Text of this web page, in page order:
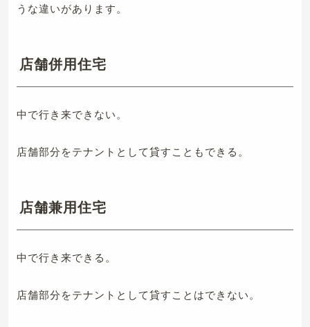
うな違いがあります。
店舗併用住宅
中で行き来できない。
店舗部分をテナントとして貸すこともできる。
店舗兼用住宅
中で行き来できる。
店舗部分をテナントとして貸すことはできない。